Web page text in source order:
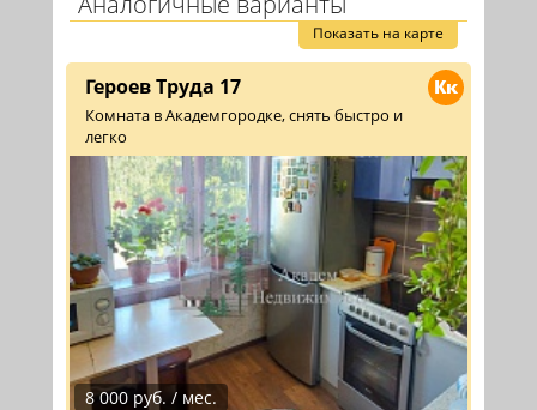
Показать на карте
Кк
Героев Труда 17
Комната в Академгородке, снять быстро и
легко
8 000 руб. / мес.